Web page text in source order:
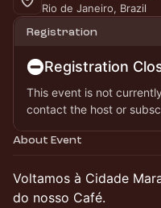
Rio de Janeiro, Brazil
Registration
Registration
This event is not
contact the host or
About Event
Voltamos à Cidade
do nosso Café.